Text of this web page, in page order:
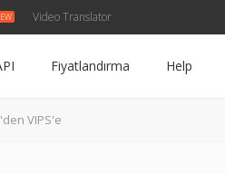
Video Translator
Fiyatlandırma Help
VIPS'e